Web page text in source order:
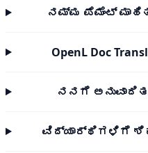
ನಮ್ಮ ಪೆಮೆಂಟ್
OpenL Doc
ನನಗೆ
ವಿದ್ಯಾರ್ಥಿಗಳಿಗೆ